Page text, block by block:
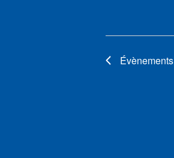
Évènements